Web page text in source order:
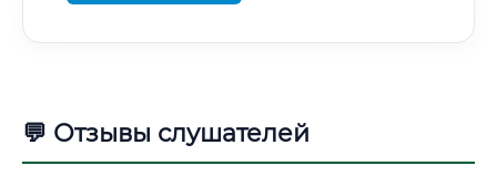
💬 Отзывы слушателей